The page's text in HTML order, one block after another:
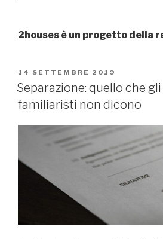
2houses è un progetto della
PUBBLICATO
IL
14 SETTEMBRE 2019
Separazione: quello che
familiaristi non dicono